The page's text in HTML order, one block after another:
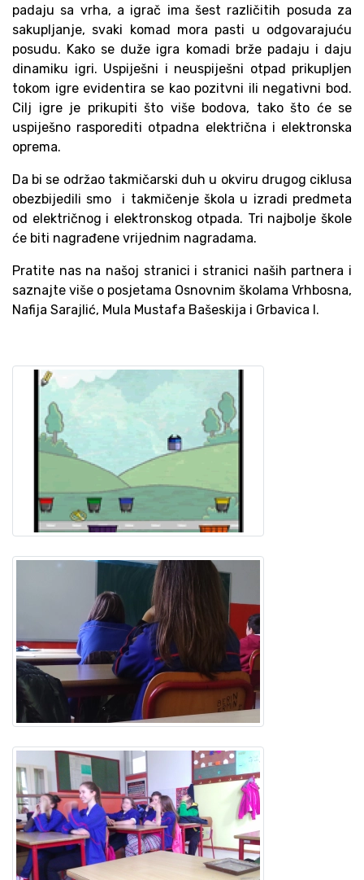
padaju sa vrha, a igrač ima šest različitih posuda za
sakupljanje, svaki komad mora pasti u odgovarajuću
posudu. Kako se duže igra komadi brže padaju i daju
dinamiku igri. Uspiješni i neuspiješni otpad prikupljen
tokom igre evidentira se kao pozitvni ili negativni bod.
Cilj igre je prikupiti što više bodova, tako što će se
uspiješno rasporediti otpadna električna i elektronska
oprema.
Da bi se održao takmičarski duh u okviru drugog ciklusa
obezbijedili smo i takmičenje škola u izradi predmeta
od električnog i elektronskog otpada. Tri najbolje škole
će biti nagrađene vrijednim nagradama.
Pratite nas na našoj stranici i stranici naših partnera i
saznajte više o posjetama Osnovnim školama Vrhbosna,
Nafija Sarajlić, Mula Mustafa Bašeskija i Grbavica I.